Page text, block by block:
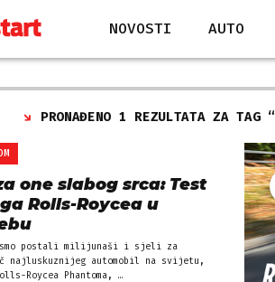
NOVOSTI AUTO
PRONAĐENO 1 REZULTATA ZA TAG “
one slabog srca: Test
Rolls-Roycea u
smo postali milijunaši i sjeli za
najluskuznijeg automobil na svijetu,
Roycea Phantoma, …